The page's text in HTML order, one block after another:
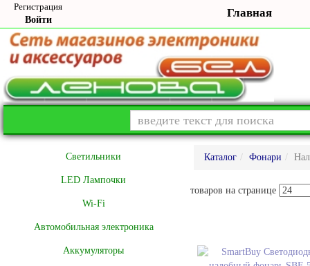
Регистрация
Войти
Главная
Cветильники
LED Лампочки
Wi-Fi
Автомобильная электроника
Аккумуляторы
Каталог Фонари
товаров на странице